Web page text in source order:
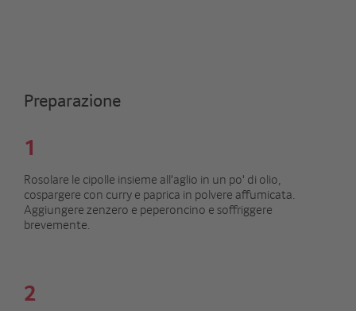
Preparazione
1
Rosolare le cipolle insieme all'aglio in un po' di olio,
cospargere con curry e paprica in polvere affumicata.
Aggiungere zenzero e peperoncino e soffriggere
brevemente.
2